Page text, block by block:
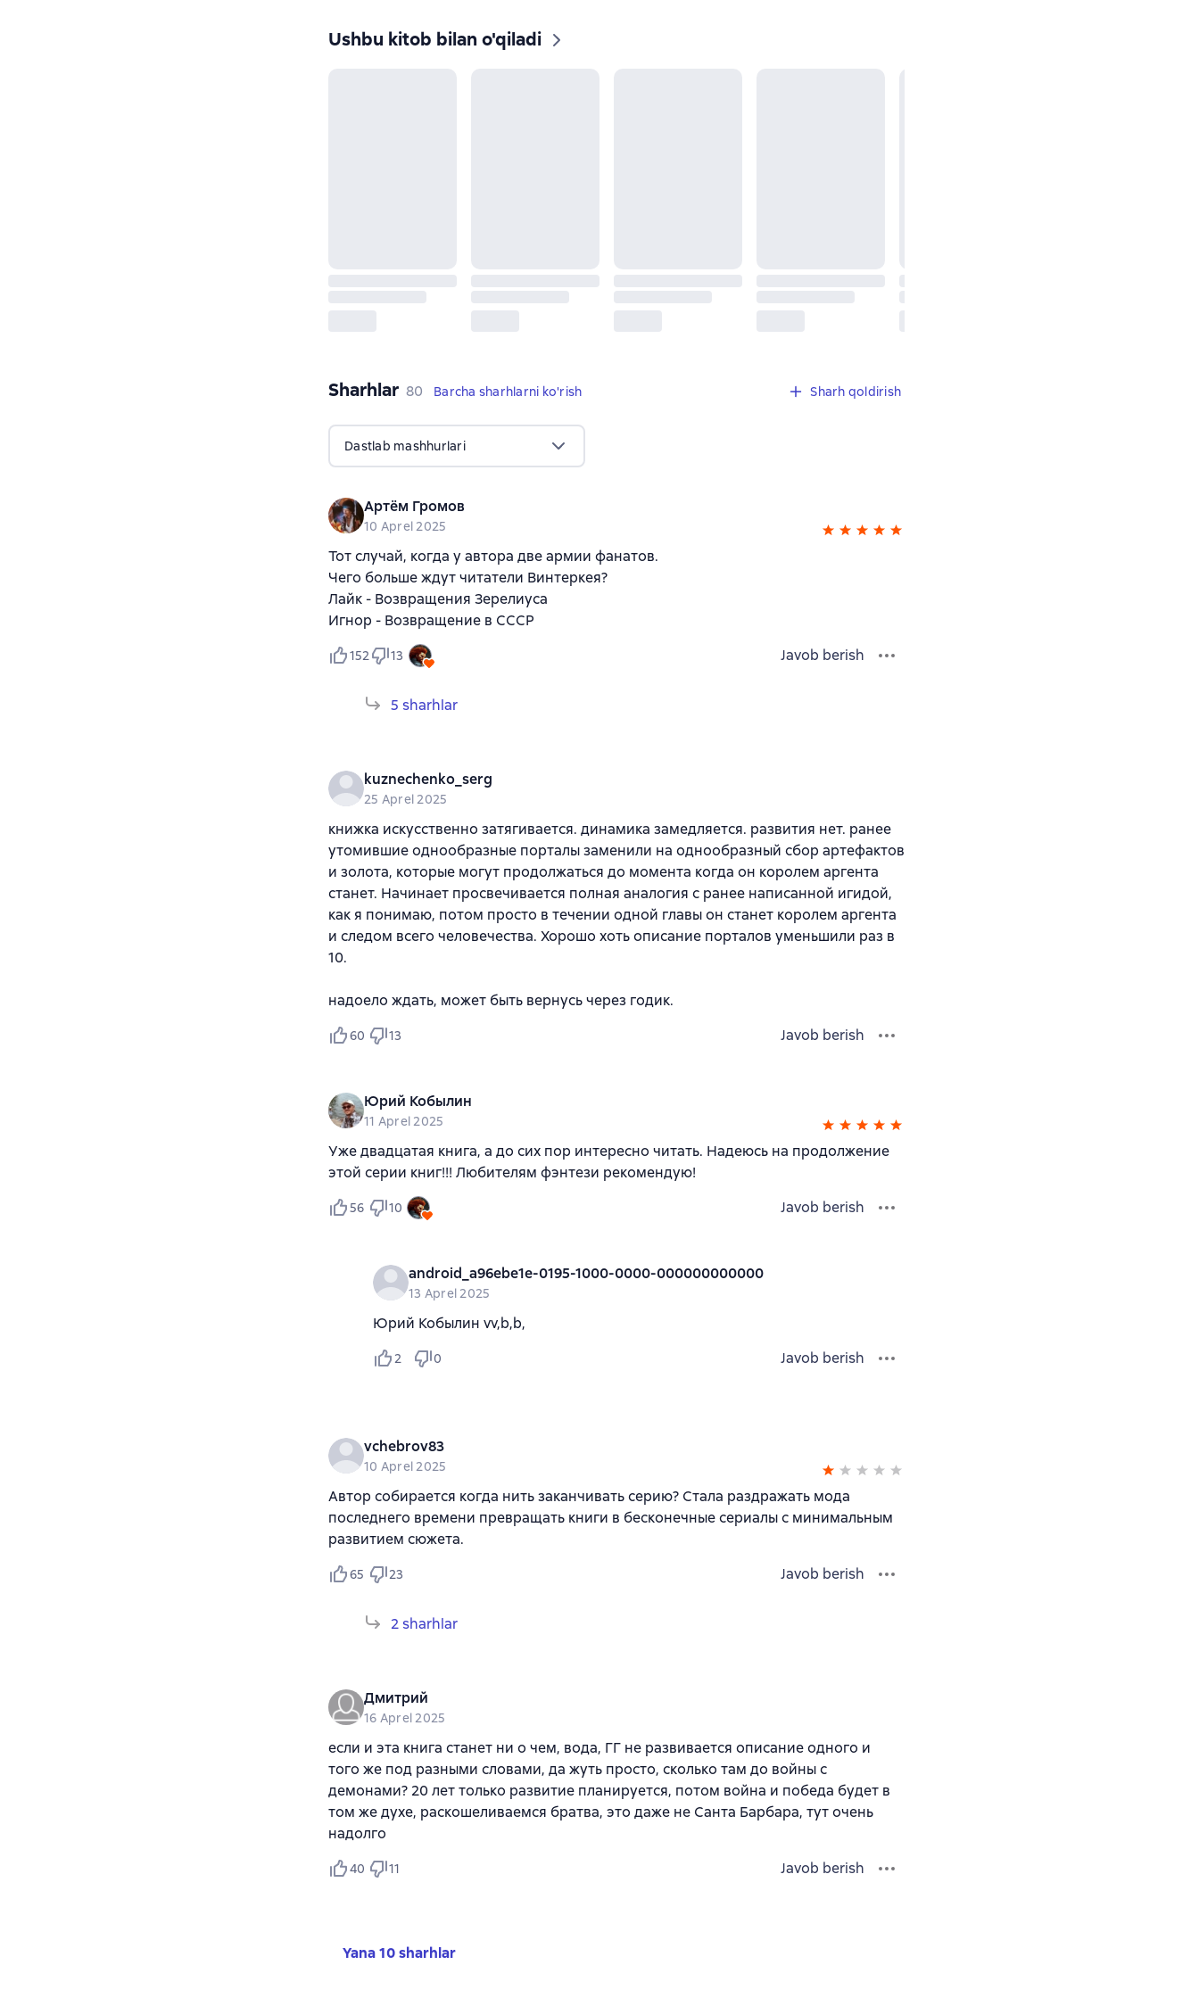
Ushbu kitob bilan o'qiladi
Sharhlar 80 sharhlar
80 Barcha sharhlarni ko'rish Sharh qoldirish
Dastlab mashhurlari
Артём Громов
10 Aprel 2025
Тот случай, когда у автора две армии фанатов.
Чего больше ждут читатели Винтеркея?
Лайк - Возвращения Зерелиуса
Игнор - Возвращение в СССР
152 13 Javob berish
5 sharhlar
kuznechenko_serg
25 Aprel 2025
книжка искусственно затягивается. динамика замедляется. развития нет. ранее
утомившие однообразные порталы заменили на однообразный сбор артефактов
и золота, которые могут продолжаться до момента когда он королем аргента
станет. Начинает просвечивается полная аналогия с ранее написанной игидой,
как я понимаю, потом просто в течении одной главы он станет королем аргента
и следом всего человечества. Хорошо хоть описание порталов уменьшили раз в
10.
надоело ждать, может быть вернусь через годик.
60 13 Javob berish
Юрий Кобылин
11 Aprel 2025
Уже двадцатая книга, а до сих пор интересно читать. Надеюсь на продолжение
этой серии книг!!! Любителям фэнтези рекомендую!
56 10 Javob berish
android_a96ebe1e-0195-1000-0000-000000000000
13 Aprel 2025
Юрий Кобылин vv,b,b,
2 0 Javob berish
vchebrov83
10 Aprel 2025
Автор собирается когда нить заканчивать серию? Стала раздражать мода
последнего времени превращать книги в бесконечные сериалы с минимальным
развитием сюжета.
65 23 Javob berish
2 sharhlar
Дмитрий
16 Aprel 2025
если и эта книга станет ни о чем, вода, ГГ не развивается описание одного и
того же под разными словами, да жуть просто, сколько там до войны с
демонами? 20 лет только развитие планируется, потом война и победа будет в
том же духе, раскошеливаемся братва, это даже не Санта Барбара, тут очень
надолго
40 11 Javob berish
Yana 10 sharhlar